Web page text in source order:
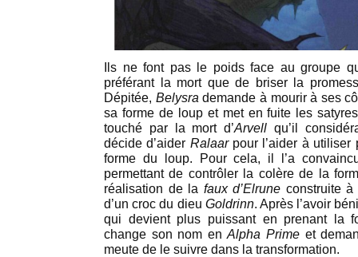
Ils ne font pas le poids face au groupe
préférant la mort que de briser la
Dépitée, Belysrademande à mourir à ses
sa forme de loup et met en fuite les
touché par la mort d’Arvell qu’il
décide d’aider Ralaarpour l’aider à utiliser
forme du loup. Pour cela, il l’a
permettant de contrôler la colère de la
réalisation de la faux d’Elrune construite à
d’un croc du dieu Goldrinn. Après l’avoir
qui devient plus puissant en prenant la
change son nom enAlpha Primeet
meute de le suivre dans la transformation.